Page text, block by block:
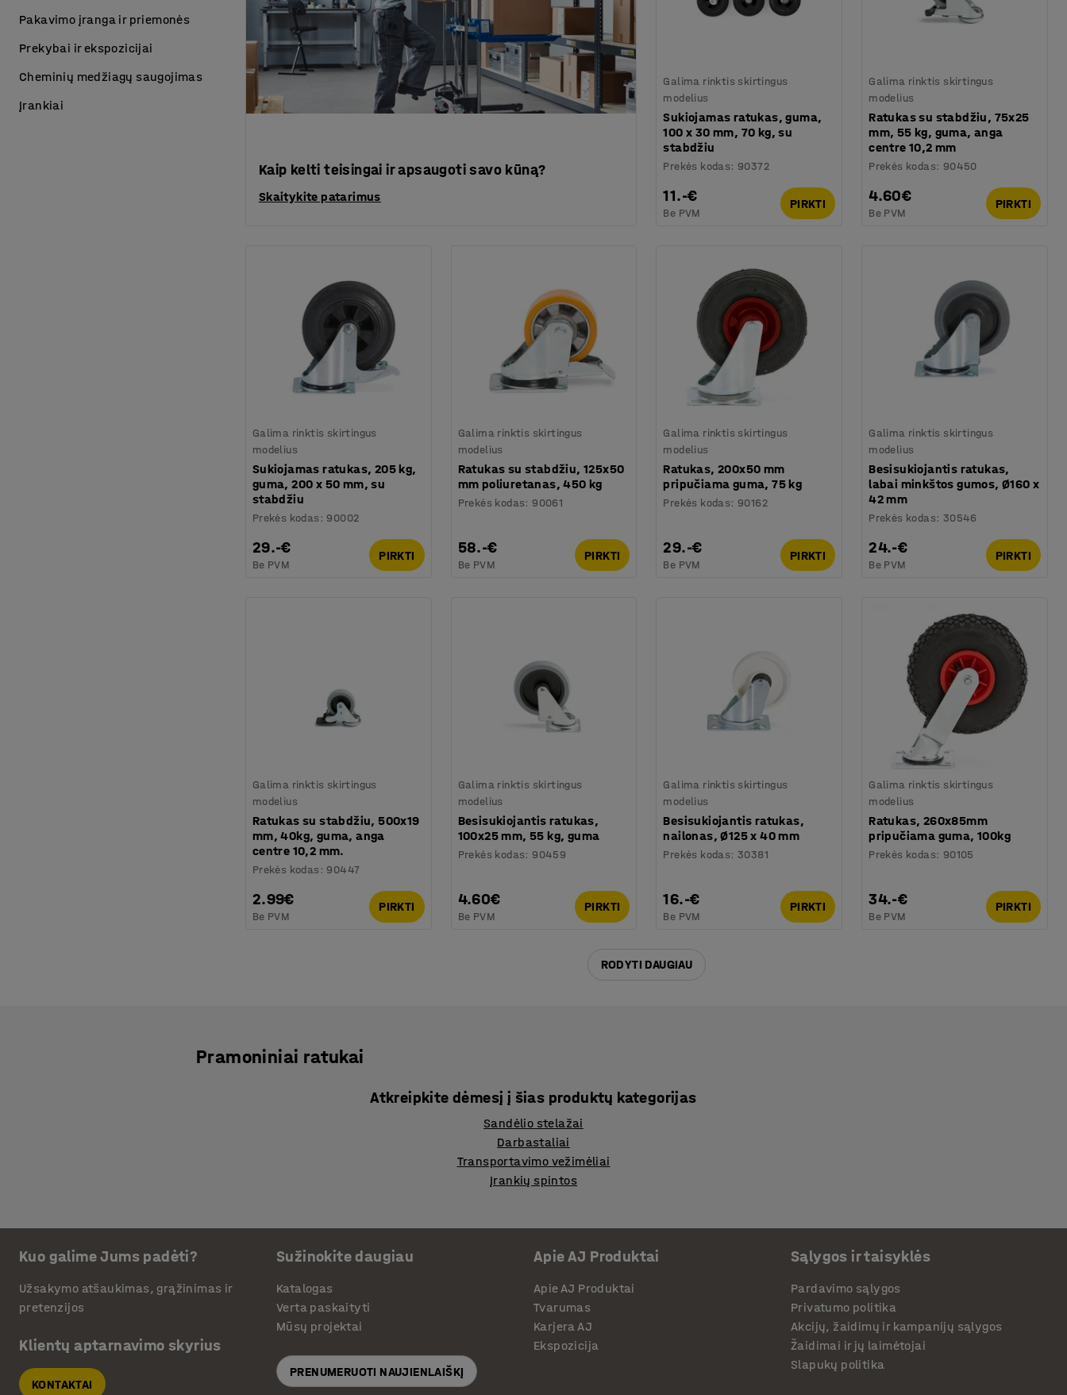
Kaip kelti teisingai ir apsaugoti savo kūną?
Skaitykite patarimus
Galima rinktis skirtingus
modelius
Sukiojamas ratukas, guma,
100 x 30 mm, 70 kg, su
stabdžiu
Prekės kodas: 90372
11.-€
Be PVM
PIRKTI
Galima rinktis skirtingus
modelius
Ratukas su stabdžiu, 75x25
mm, 55 kg, guma, anga
centre 10,2 mm
Prekės kodas: 90450
4.60€
Be PVM
PIRKTI
Galima rinktis skirtingus
modelius
Sukiojamas ratukas, 205 kg,
guma, 200 x 50 mm, su
stabdžiu
Prekės kodas : 90002
29.-€
Be PVM
PIRKTI
Galima rinktis skirtingus
modelius
Ratukas su stabdžiu, 125x50
mm poliuretanas, 450 kg
Prekės kodas: 90061
58.-€
Be PVM
PIRKTI
Galima rinktis skirtingus
modelius
Ratukas, 200x50 mm
pripučiama guma, 75 kg
Prekės kodas: 90162
29.-€
Be PVM
PIRKTI
Galima rinktis skirtingus
modelius
Besisukiojantis ratukas,
labai minkštos gumos, Ø160 x
42 mm
Prekės kodas: 30546
24.-€
Be PVM
PIRKTI
Galima rinktis skirtingus
modelius
Ratukas su stabdžiu, 500x19
mm, 40kg, guma, anga
centre 10,2 mm.
Prekės kodas : 90447
2.99€
Be PVM
PIRKTI
Galima rinktis skirtingus
modelius
Besisukiojantis ratukas,
100x25 mm, 55 kg, guma
Prekės kodas: 90459
4.60€
Be PVM
PIRKTI
Galima rinktis skirtingus
modelius
Besisukiojantis ratukas,
nailonas, Ø125 x 40 mm
Prekės kodas:30381
16.-€
Be PVM
PIRKTI
Galima rinktis skirtingus
modelius
Ratukas, 260x85mm
pripučiama guma, 100kg
Prekės kodas: 90105
34.-€
Be PVM
PIRKTI
RODYTI DAUGIAU
Pakavimo įranga ir priemonės
Prekybai ir ekspozicijai
Cheminių medžiagų saugojimas
Įrankiai
Pramoniniai ratukai
Atkreipkite dėmesį į šias produktų kategorijas
Sandėlio stelažai
Darbastaliai
Transportavimo vežimėliai
Įrankių spintos
Kuo galime Jums padėti?
Užsakymo atšaukimas, grąžinimas ir
pretenzijos
Klientų aptarnavimo skyrius
KONTAKTAI
Sužinokite daugiau
Katalogas
Verta paskaityti
Mūsų projektai
PRENUMERUOTI NAUJIENLAIŠKĮ
Apie AJ Produktai
Apie AJ Produktai
Tvarumas
Karjera AJ
Ekspozicija
Sąlygos ir taisyklės
Pardavimo sąlygos
Privatumo politika
Akcijų, žaidimų ir kampanijų sąlygos
Žaidimai ir jų laimėtojai
Slapukų politika